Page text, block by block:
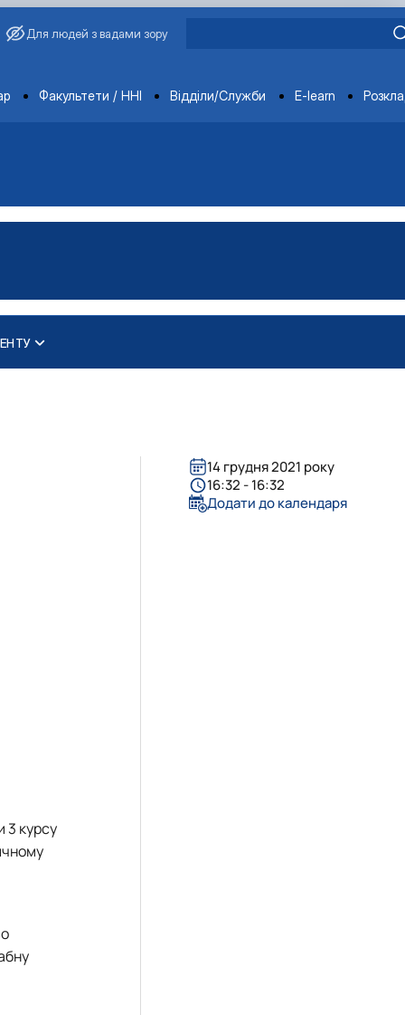
Для людей з вадами зору
Факультети / ННІ Відділи/Служби E-learn
3 курсу
14 грудня 2021 року
16:32 - 16:32
Додати до календаря